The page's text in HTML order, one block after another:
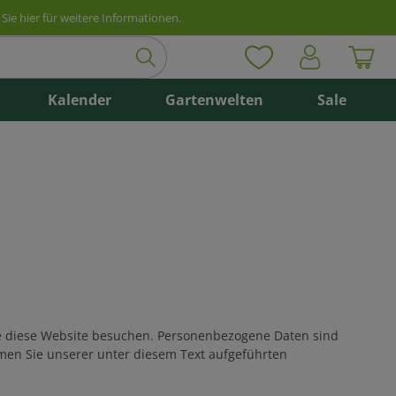
hier für weitere Informationen.
Kalender Gartenwelten Sale
Website besuchen. Personenbezogene Daten sind
Sie unserer unter diesem Text aufgeführten